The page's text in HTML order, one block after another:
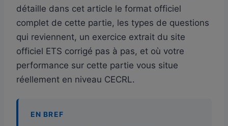
détaille dans cet article le format officiel
complet de cette partie, les types de questions
qui reviennent, un exercice extrait du site
officiel ETS corrigé pas à pas, et où votre
performance sur cette partie vous situe
réellement en niveau CECRL.
EN BREF